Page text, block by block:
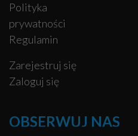
Polityka
prywatności
Regulamin
Zarejestruj się
Zaloguj się
OBSERWUJ NAS